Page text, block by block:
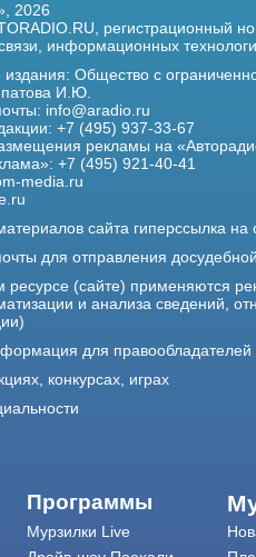
2026
регистрационный
информационных
издания: Общество с
И.Ю.
info@aradio.ru
+7 (495) 937-33-67
рекламы на
+7 (495) 921-40-41
media.ru
сайта гиперссылка на
для отправления
(сайте) применяются
и анализа сведений,
для правообладателей
конкурсах, играх
Программы
Мурзилки Live